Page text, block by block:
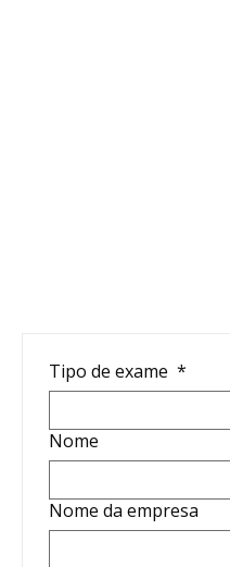
Tipo de exame *
Nome
Nome da empresa